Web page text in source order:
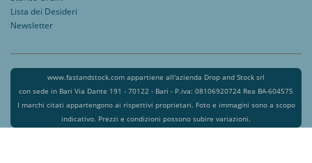
Lista dei Desideri
Newsletter
www.fastandstock.com appartiene all'azienda Drop and Stock srl
con sede in Bari Via Dante 191 - 70122 - Bari - P.iva: 08106920724 Rea BA-604575
I marchi citati appartengono ai rispettivi proprietari. Foto e immagini sono a scopo
indicativo. Prezzi e condizioni possono subire variazioni.